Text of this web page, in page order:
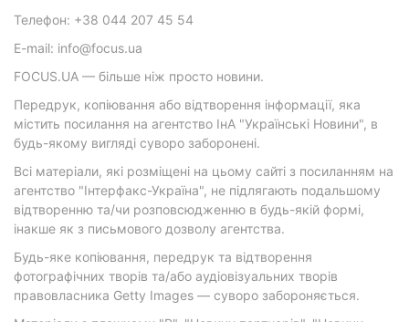
Телефон: +38 044 207 45 54
E-mail: info@focus.ua
FOCUS.UA — більше ніж просто новини.
Передрук, копіювання або відтворення інформації, яка
містить посилання на агентство ІнА "Українські Новини", в
будь-якому вигляді суворо заборонені.
Всі матеріали, які розміщені на цьому сайті з посиланням на
агентство "Інтерфакс-Україна", не підлягають подальшому
відтворенню та/чи розповсюдженню в будь-якій формі,
інакше як з письмового дозволу агентства.
Будь-яке копіювання, передрук та відтворення
фотографічних творів та/або аудіовізуальних творів
правовласника Getty Images — суворо забороняється.